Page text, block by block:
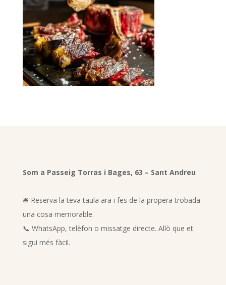
Som a Passeig Torras i Bages, 63 – Sant Andreu
🛎️ Reserva la teva taula ara i fes de la propera trobada
una cosa memorable.
📞 WhatsApp, telèfon o missatge directe. Allò que et
sigui més fàcil.